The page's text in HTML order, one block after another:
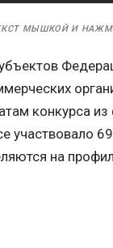
МЫШКОЙ И
конкурса
участвовало
на